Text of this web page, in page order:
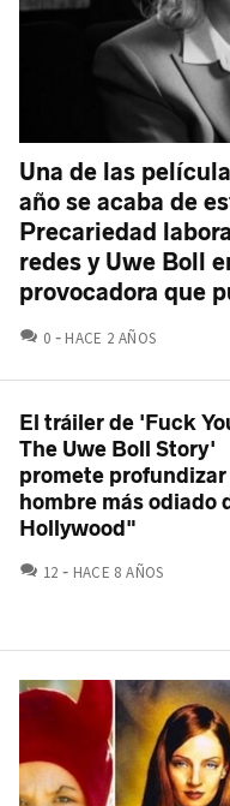
Una de las
año se acaba de
Precariedad
redes y Uwe Boll
provocadora que
0 COMENTARIOS
HACE 2 AÑOS
El tráiler de 'Fuck
The Uwe Boll Story'
promete profundizar
hombre más odiado
Hollywood"
12 COMENTARIOS
HACE 8 AÑOS